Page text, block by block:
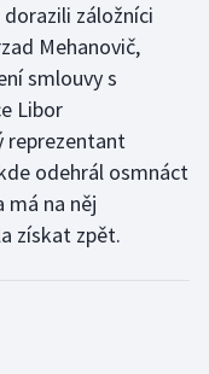
záložníci
Mehanovič,
smlouvy s
Libor
reprezentant
odehrál osmnáct
má na něj
získat zpět.